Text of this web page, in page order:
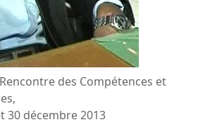
des Compétences et
30 décembre 2013